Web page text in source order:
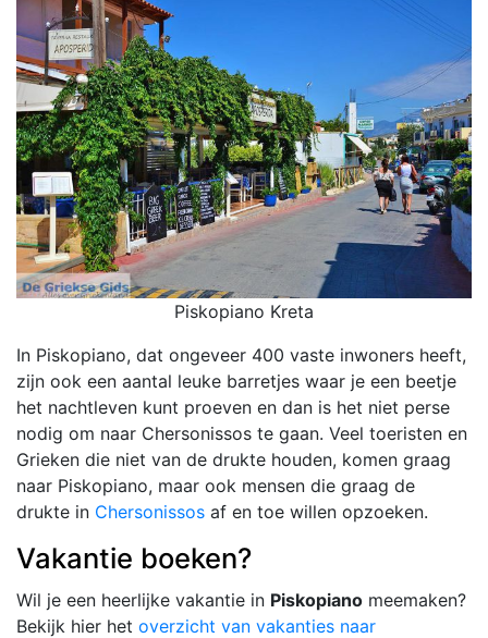
Piskopiano Kreta
In Piskopiano, dat ongeveer 400 vaste inwoners heeft,
zijn ook een aantal leuke barretjes waar je een beetje
het nachtleven kunt proeven en dan is het niet perse
nodig om naar Chersonissos te gaan. Veel toeristen en
Grieken die niet van de drukte houden, komen graag
naar Piskopiano, maar ook mensen die graag de
drukte in Chersonissos af en toe willen opzoeken.
Vakantie boeken?
Wil je een heerlijke vakantie in Piskopiano meemaken?
Bekijk hier het overzicht van vakanties naar